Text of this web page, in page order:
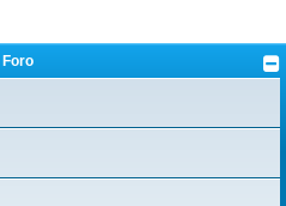
Foro